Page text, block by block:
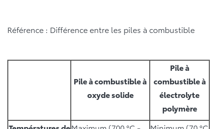
Référence : Différence entre les piles à combustible
Pile à combustible à
oxyde solide
Pile à
combustible à
électrolyte
polymère